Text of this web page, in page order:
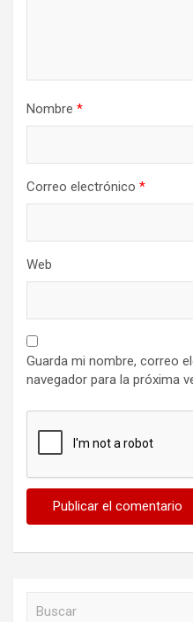
Nombre *
Correo electrónico *
Web
Guarda mi nombre, correo
navegador para la próxima